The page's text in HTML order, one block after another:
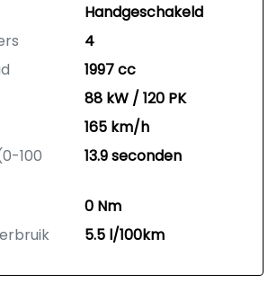
Handgeschakeld
4
1997 cc
88 kW / 120 PK
165 km/h
100
13.9 seconden
0 Nm
5.5 l/100km